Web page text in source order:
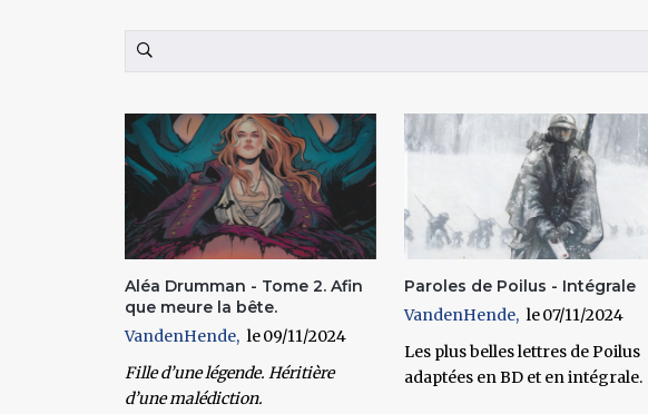
Aléa Drumman - Tome 2. Afin
que meure la bête.
VandenHende
09/11/2024
Fille d’une légende. Héritière
d’une malédiction.
Paroles de Poilus - Intégrale
VandenHende
07/11/2024
Les plus belles lettres de Poilus
adaptées en BD et en intégrale.
Pages